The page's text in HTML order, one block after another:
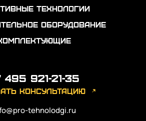
технологии
оборудование
495 921-21-35
консультацию
tehnolodgi.ru